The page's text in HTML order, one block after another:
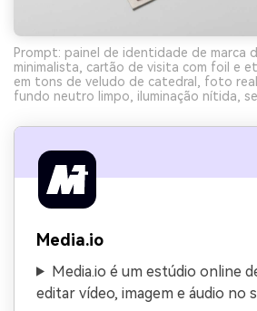
Prompt: painel de identidade de marca
minimalista, cartão de visita com foil e
em tons de veludo de catedral, foto
fundo neutro limpo, iluminação nítida,
Media.io
Media.io é um estúdio online
editar vídeo, imagem e áudio no